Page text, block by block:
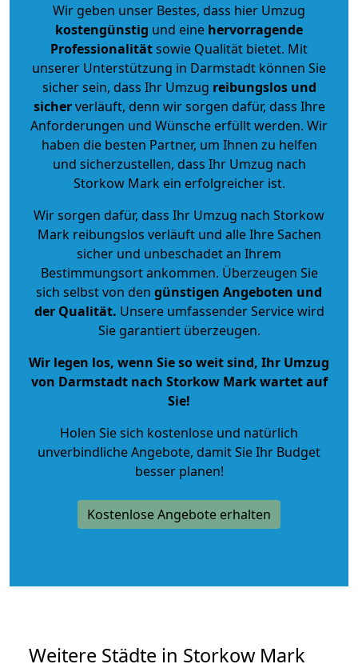
Wir geben unser Bestes, dass hier Umzug
kostengünstig und eine hervorragende
Professionalitätsowie Qualität bietet. Mit
unserer Unterstützung in Darmstadt können Sie
sicher sein, dass Ihr Umzug reibungslos und
sicherverläuft, denn wir sorgen dafür, dass Ihre
Anforderungen und Wünsche erfüllt werden. Wir
haben die besten Partner, um Ihnen zu helfen
und sicherzustellen, dass Ihr Umzug nach
Storkow Mark ein erfolgreicher ist.
Wir sorgen dafür, dass Ihr Umzug nach Storkow
Mark reibungslos verläuft und alle Ihre Sachen
sicher und unbeschadet an Ihrem
Bestimmungsort ankommen. Überzeugen Sie
sich selbst von den günstigen Angeboten und
der Qualität. Unsere umfassender Service wird
Sie garantiert überzeugen.
Wir legen los, wenn Sie so weit sind, Ihr Umzug
von Darmstadt nach Storkow Mark wartet auf
Sie!
Holen Sie sich kostenlose und natürlich
unverbindliche Angebote, damit Sie Ihr Budget
besser planen!
Kostenlose Angebote erhalten
Weitere Städte in Storkow Mark